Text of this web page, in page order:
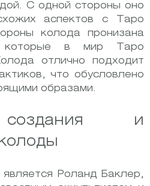
С одной стороны оно
аспектов с Таро
колода пронизана
которые в мир Таро
отлично подходит
что обусловлено
образами.
и
Роланд Баклер,